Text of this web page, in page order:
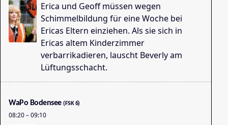
Erica und Geoff müssen wegen
Schimmelbildung für eine Woche bei
Ericas Eltern einziehen. Als sie sich in
Ericas altem Kinderzimmer
verbarrikadieren, lauscht Beverly am
Lüftungsschacht.
WaPo Bodensee (FSK 6)
08:20–09:10